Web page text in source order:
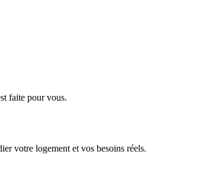
faite pour vous.
votre logement et vos besoins réels.